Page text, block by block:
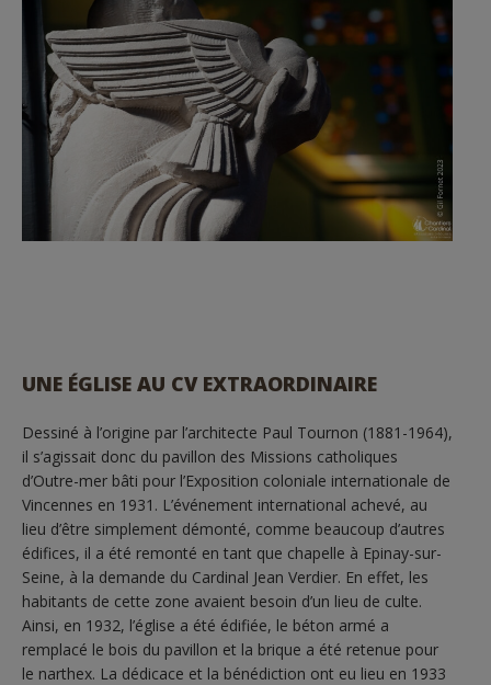
UNE ÉGLISE AU CV EXTRAORDINAIRE
Dessiné à l’origine par l’architecte Paul Tournon (1881-1964),
il s’agissait donc du pavillon des Missions catholiques
d’Outre-mer bâti pour l’Exposition coloniale internationale de
Vincennes en 1931. L’événement international achevé, au
lieu d’être simplement démonté, comme beaucoup d’autres
édifices, il a été remonté en tant que chapelle à Epinay-sur-
Seine, à la demande du Cardinal Jean Verdier. En effet, les
habitants de cette zone avaient besoin d’un lieu de culte.
Ainsi, en 1932, l’église a été édifiée, le béton armé a
remplacé le bois du pavillon et la brique a été retenue pour
le narthex. La dédicace et la bénédiction ont eu lieu en 1933